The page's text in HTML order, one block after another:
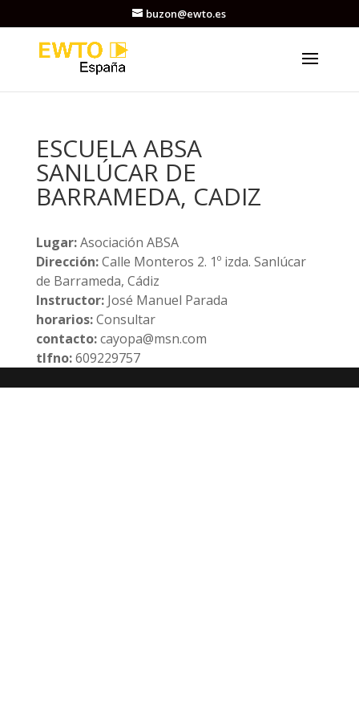
buzon@ewto.es
ESCUELA ABSA
SANLÚCAR DE
BARRAMEDA, CADIZ
Lugar:Asociación ABSA
Dirección:Calle Monteros 2. 1º izda. Sanlúcar
de Barrameda, Cádiz
Instructor:José Manuel Parada
horarios:Consultar
contacto:cayopa@msn.com
tlfno:609229757